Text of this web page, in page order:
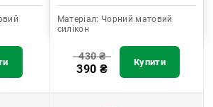
Матеріал: Чорний матовий
силікон
430₴
390 ₴ Купити